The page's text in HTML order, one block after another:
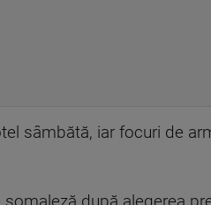
sâmbătă, iar focuri de